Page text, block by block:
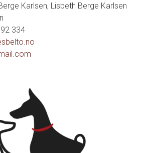
Karlsen, Lisbeth Berge Karlsen
334